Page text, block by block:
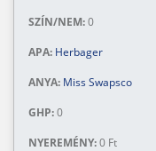
SZÍN/NEM:0
APA: Herbager
ANYA: Miss Swapsco
GHP:0
NYEREMÉNY:0 Ft